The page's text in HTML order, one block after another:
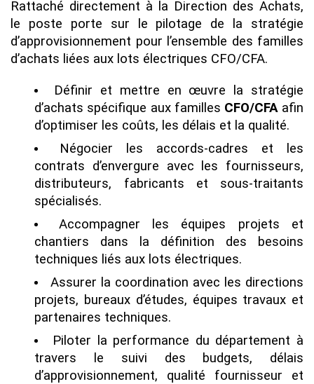
Rattaché directement à la Direction des Achats,
le poste porte sur le pilotage de la stratégie
d’approvisionnement pour l’ensemble des familles
d’achats liées aux lots électriques CFO/CFA.
Définir et mettre en œuvre la stratégie
d’achats spécifique aux familles CFO/CFAafin
d’optimiser les coûts, les délais et la qualité.
Négocier les accords-cadres et les
contrats d’envergure avec les fournisseurs,
distributeurs, fabricants et sous-traitants
spécialisés.
Accompagner les équipes projets et
chantiers dans la définition des besoins
techniques liés aux lots électriques.
Assurer la coordination avec les directions
projets, bureaux d’études, équipes travaux et
partenaires techniques.
Piloter la performance du département à
travers le suivi des budgets, délais
d’approvisionnement, qualité fournisseur et